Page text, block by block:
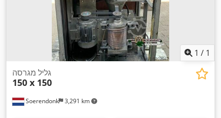
1 / 1
Soerendonk 3,291 km
גליל מגרסה
150 x 150